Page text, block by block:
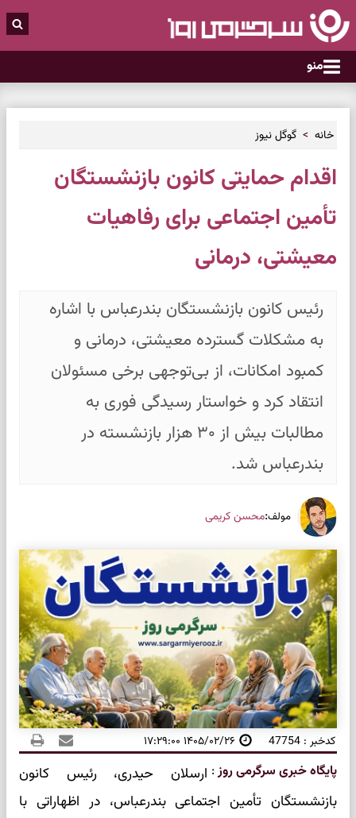
منو
خانه گوگل نیوز
اقدام حمایتی کانون بازنشستگان
تأمین اجتماعی برای رفاهیات
معیشتی، درمانی
رئیس کانون بازنشستگان بندرعباس با اشاره
به مشکلات گسترده معیشتی، درمانی و
کمبود امکانات، از بی‌توجهی برخی مسئولان
انتقاد کرد و خواستار رسیدگی فوری به
مطالبات بیش از ۳۰ هزار بازنشسته در
بندرعباس شد.
مولف:محسن کریمی
کدخبر : 47754 ۱۴۰۵/۰۲/۲۶ ۱۷:۲۹:۰۰
پایگاه خبری سرگرمی روز: ارسلان حیدری، رئیس کانون
بازنشستگان تأمین اجتماعی بندرعباس، در اظهاراتی با